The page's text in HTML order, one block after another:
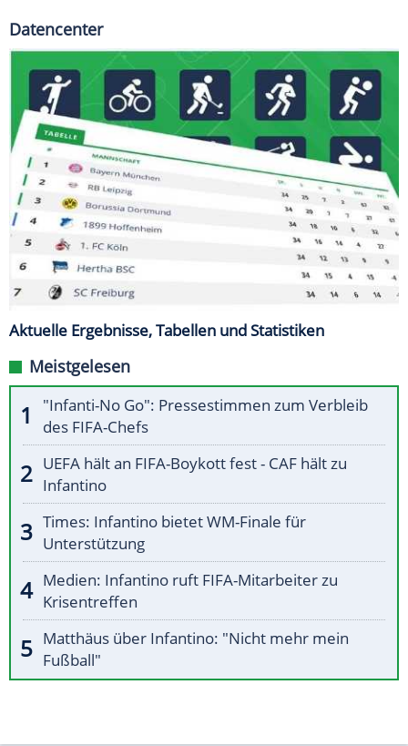
Datencenter
Aktuelle Ergebnisse, Tabellen und Statistiken
Meistgelesen
"Infanti-No Go": Pressestimmen zum Verbleib
des FIFA-Chefs
UEFA hält an FIFA-Boykott fest - CAF hält zu
Infantino
Times: Infantino bietet WM-Finale für
Unterstützung
Medien: Infantino ruft FIFA-Mitarbeiter zu
Krisentreffen
Matthäus über Infantino: "Nicht mehr mein
Fußball"